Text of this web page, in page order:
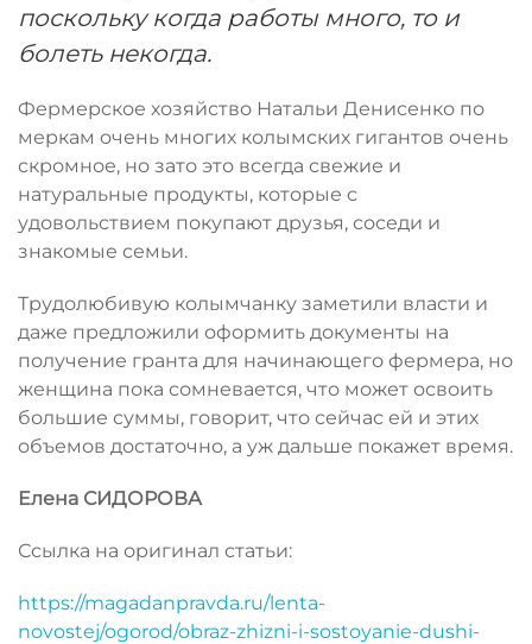
поскольку когда работы много, то и
болеть некогда.
Фермерское хозяйство Натальи Денисенко по
меркам очень многих колымских гигантов очень
скромное, но зато это всегда свежие и
натуральные продукты, которые с
удовольствием покупают друзья, соседи и
знакомые семьи.
Трудолюбивую колымчанку заметили власти и
даже предложили оформить документы на
получение гранта для начинающего фермера, но
женщина пока сомневается, что может освоить
большие суммы, говорит, что сейчас ей и этих
объемов достаточно, а уж дальше покажет время.
Елена СИДОРОВА
Ссылка на оригинал статьи:
https://magadanpravda.ru/lenta-
novostej/ogorod/obraz-zhizni-i-sostoyanie-dushi-